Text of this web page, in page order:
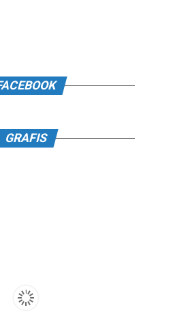
GRAFIS